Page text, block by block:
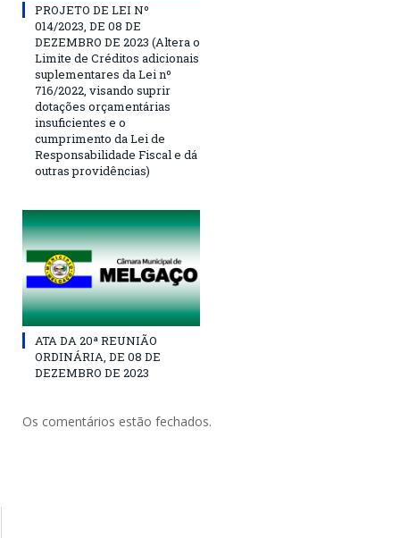
PROJETO DE LEI Nº
014/2023, DE 08 DE
DEZEMBRO DE 2023 (Altera o
Limite de Créditos adicionais
suplementares da Lei nº
716/2022, visando suprir
dotações orçamentárias
insuficientes e o
cumprimento da Lei de
Responsabilidade Fiscal e dá
outras providências)
ATA DA 20ª REUNIÃO
ORDINÁRIA, DE 08 DE
DEZEMBRO DE 2023
Os comentários estão fechados.